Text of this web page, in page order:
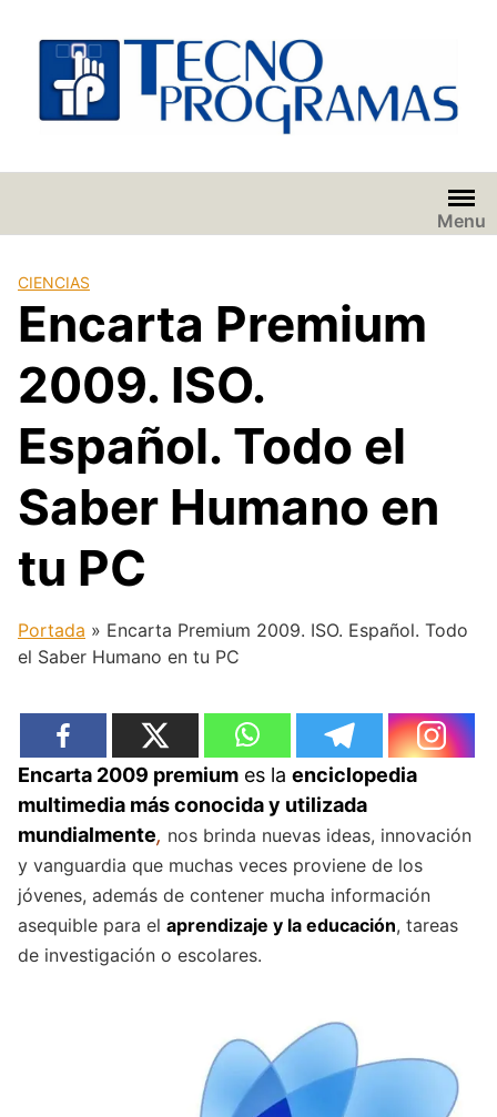
contenido
Menu
CIENCIAS
Encarta Premium
2009. ISO.
Español. Todo el
Saber Humano en
tu PC
Portada » Encarta Premium 2009. ISO. Español. Todo
el Saber Humano en tu PC
Encarta 2009 premium es la enciclopedia
multimedia más conocida y utilizada
mundialmente, nos brinda nuevas ideas, innovación
y vanguardia que muchas veces proviene de los
jóvenes, además de contener mucha información
asequible para el aprendizaje y la educación, tareas
de investigación o escolares.